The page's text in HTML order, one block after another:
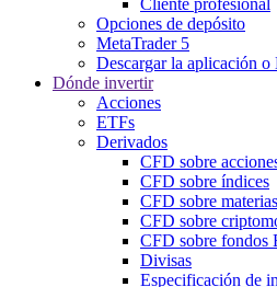
Opciones de depósito
MetaTrader 5
Descargar la aplicación
Dónde invertir
Acciones
ETFs
Derivados
CFD sobre
CFD sobre índices
CFD sobre
CFD sobre
CFD sobre fondos
Divisas
Especificación de